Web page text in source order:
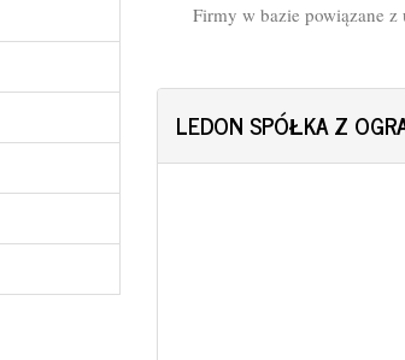
Firmy w bazie powiązane z
LEDON SPÓŁKA Z